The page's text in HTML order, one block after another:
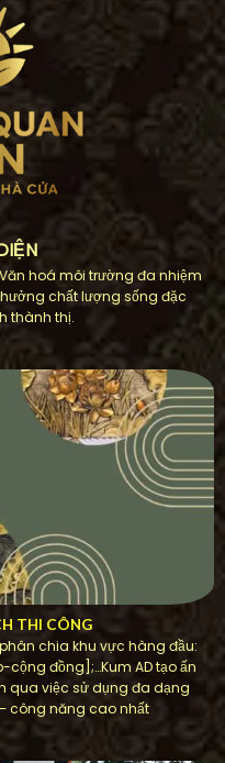
hoá môi trường đa nhiệm
chất lượng sống đặc
thành thị.
THI CÔNG
chia khu vực hàng đầu:
đồng];…Kum AD tạo ấn
qua việc sử dụng đa dạng
công năng cao nhất